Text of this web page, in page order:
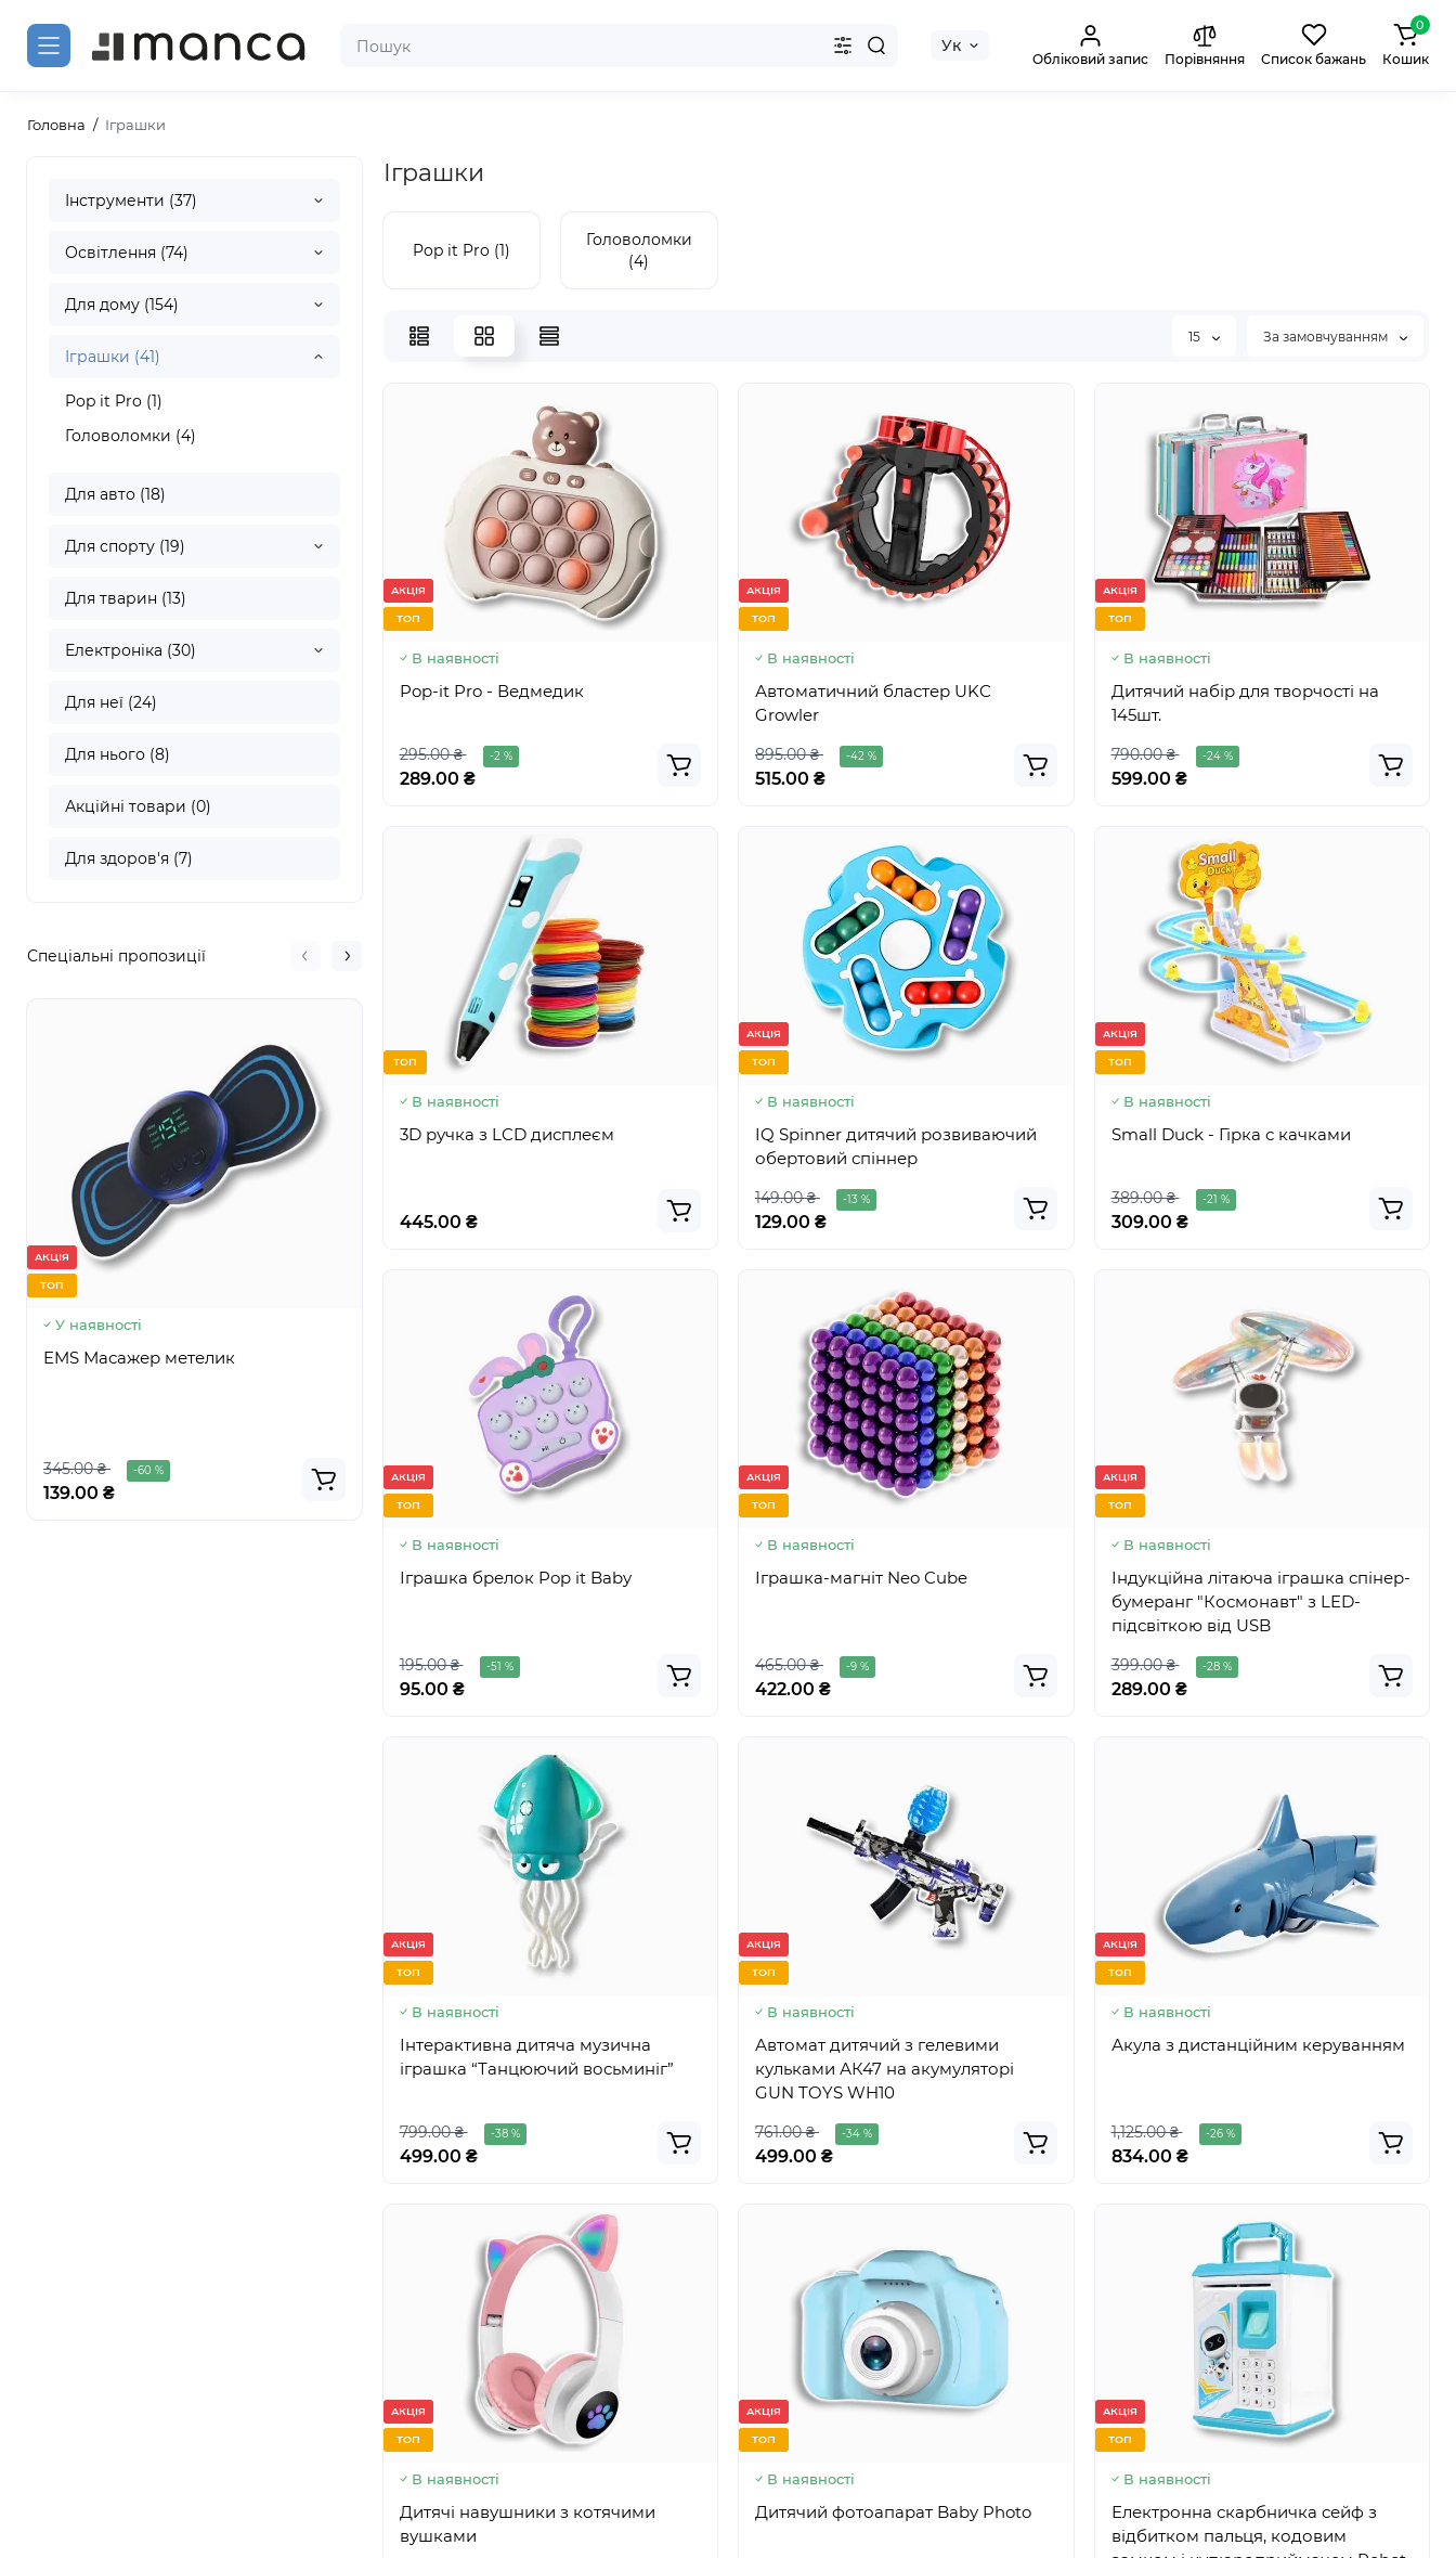
Ук
Обліковий запис Порівняння Список бажань
0
Кошик
Головна Іграшки
Інструменти (37)
Освітлення (74)
Для дому (154)
Іграшки (41)
Pop it Pro (1)
Головоломки (4)
Для авто (18)
Для спорту (19)
Для тварин (13)
Електроніка (30)
Для неї (24)
Для нього (8)
Акційні товари (0)
Для здоров'я (7)
Спеціальні пропозиції
АКЦІЯ
ТОП
У наявності
EMS Масажер метелик
345.00 ₴ -60 %
139.00 ₴
EMS Тренажер Gym Patch 3 в 1
395.00 ₴ -32 %
269.00 ₴
У наявності
IQ Spinner дитячий розвиваючий
обертовий спіннер
149.00 ₴ -13 %
129.00 ₴
Pop-it Pro - Ведмедик
295.00 ₴
289.00 ₴
Іграшки
Pop it Pro (1)
Головоломки
(4)
15 За замовчуванням
АКЦІЯ
ТОП
В наявності
Pop-it Pro - Ведмедик
295.00 ₴ -2 %
289.00 ₴
АКЦІЯ
ТОП
В наявності
Автоматичний бластер UKC
Growler
895.00 ₴ -42 %
515.00 ₴
АКЦІЯ
ТОП
В наявності
Дитячий набір для творчості на
145шт.
790.00 ₴ -24 %
599.00 ₴
ТОП
В наявності
3D ручка з LCD дисплеєм
445.00 ₴
АКЦІЯ
ТОП
В наявності
IQ Spinner дитячий розвиваючий
обертовий спіннер
149.00 ₴ -13 %
129.00 ₴
АКЦІЯ
ТОП
В наявності
Small Duck - Гірка с качками
389.00 ₴ -21 %
309.00 ₴
АКЦІЯ
ТОП
В наявності
Іграшка брелок Pop it Baby
195.00 ₴ -51 %
95.00 ₴
АКЦІЯ
ТОП
В наявності
Іграшка-магніт Neo Cube
465.00 ₴ -9 %
422.00 ₴
АКЦІЯ
ТОП
В наявності
Індукційна літаюча іграшка спінер-
бумеранг "Космонавт" з LED-
підсвіткою від USB
399.00 ₴ -28 %
289.00 ₴
АКЦІЯ
ТОП
В наявності
Інтерактивна дитяча музична
іграшка “Танцюючий восьминіг”
799.00 ₴ -38 %
499.00 ₴
АКЦІЯ
ТОП
В наявності
Автомат дитячий з гелевими
кульками АК47 на акумуляторі
GUN TOYS WH10
761.00 ₴ -34 %
499.00 ₴
АКЦІЯ
ТОП
В наявності
Акула з дистанційним керуванням
1,125.00 ₴ -26 %
834.00 ₴
АКЦІЯ
ТОП
В наявності
Дитячі навушники з котячими
вушками
АКЦІЯ
ТОП
В наявності
Дитячий фотоапарат Baby Photo
АКЦІЯ
ТОП
В наявності
Електронна скарбничка сейф з
відбитком пальця, кодовим